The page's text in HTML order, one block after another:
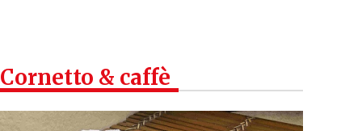
Cornetto & caffè